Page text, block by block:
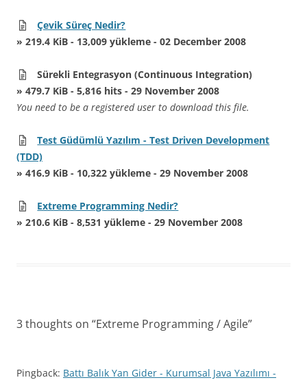
Çevik Süreç Nedir?
» 219.4 KiB - 13,009 yükleme - 02 December 2008
Sürekli Entegrasyon (Continuous Integration)
» 479.7 KiB - 5,816 hits - 29 November 2008
You need to be a registered user to download this file.
Test Güdümlü Yazılım - Test Driven Development
(TDD)
» 416.9 KiB - 10,322 yükleme - 29 November 2008
Extreme Programming Nedir?
» 210.6 KiB - 8,531 yükleme - 29 November 2008
3 thoughts on “Extreme Programming / Agile”
Pingback: Battı Balık Yan Gider - Kurumsal Java Yazılımı -